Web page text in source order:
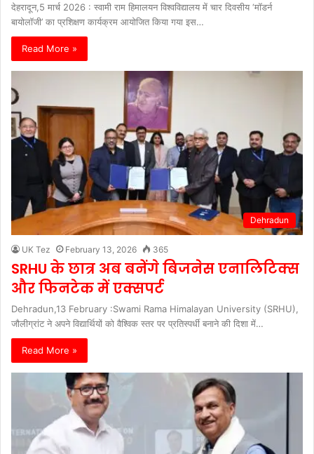
देहरादून,5 मार्च 2026 : स्वामी राम हिमालयन विश्वविद्यालय में चार दिवसीय ‘मॉडर्न
बायोलॉजी’ का प्रशिक्षण कार्यक्रम आयोजित किया गया इस…
Read More »
Dehradun
UK Tez February 13, 2026 365
SRHU के छात्र अब बनेंगे बिजनेस एनालिटिक्स
और फिनटेक में एक्सपर्ट
Dehradun,13 February :Swami Rama Himalayan University (SRHU),
जौलीग्रांट ने अपने विद्यार्थियों को वैश्विक स्तर पर प्रतिस्पर्धी बनाने की दिशा में…
Read More »